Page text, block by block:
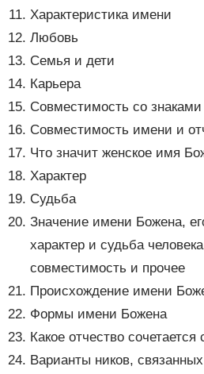
Характеристика имени
Любовь
Семья и дети
Карьера
Совместимость со
Совместимость имени и
Что значит женское имя
Характер
Судьба
Значение имени Божена,
характер и судьба
совместимость и прочее
Происхождение имени
Формы имени Божена
Какое отчество
Варианты ников,